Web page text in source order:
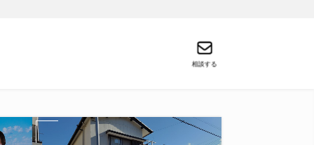
相談する